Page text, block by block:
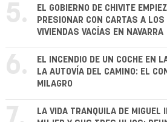
5.
EL GOBIERNO DE CHIVITE
PRESIONAR CON CARTAS A
VIVIENDAS VACÍAS EN NAVARRA
6.
EL INCENDIO DE UN COCHE EN
LA AUTOVÍA DEL CAMINO: EL
MILAGRO
LA VIDA TRANQUILA DE MIGUEL